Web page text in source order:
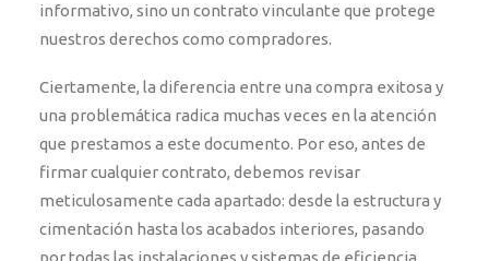
informativo, sino un contrato vinculante que protege
nuestros derechos como compradores.
Ciertamente, la diferencia entre una compra exitosa y
una problemática radica muchas veces en la atención
que prestamos a este documento. Por eso, antes de
firmar cualquier contrato, debemos revisar
meticulosamente cada apartado: desde la estructura y
cimentación hasta los acabados interiores, pasando
por todas las instalaciones y sistemas de eficiencia